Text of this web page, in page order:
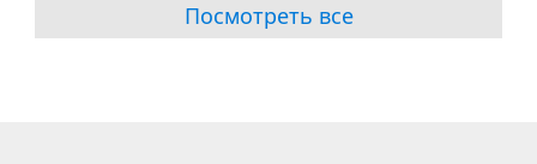
Посмотреть все